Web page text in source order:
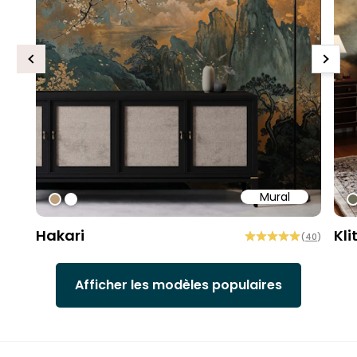
Mural
#bd9e7a
#ffffff
Hakari (40)
Previous Next
Afficher les modèles populaires